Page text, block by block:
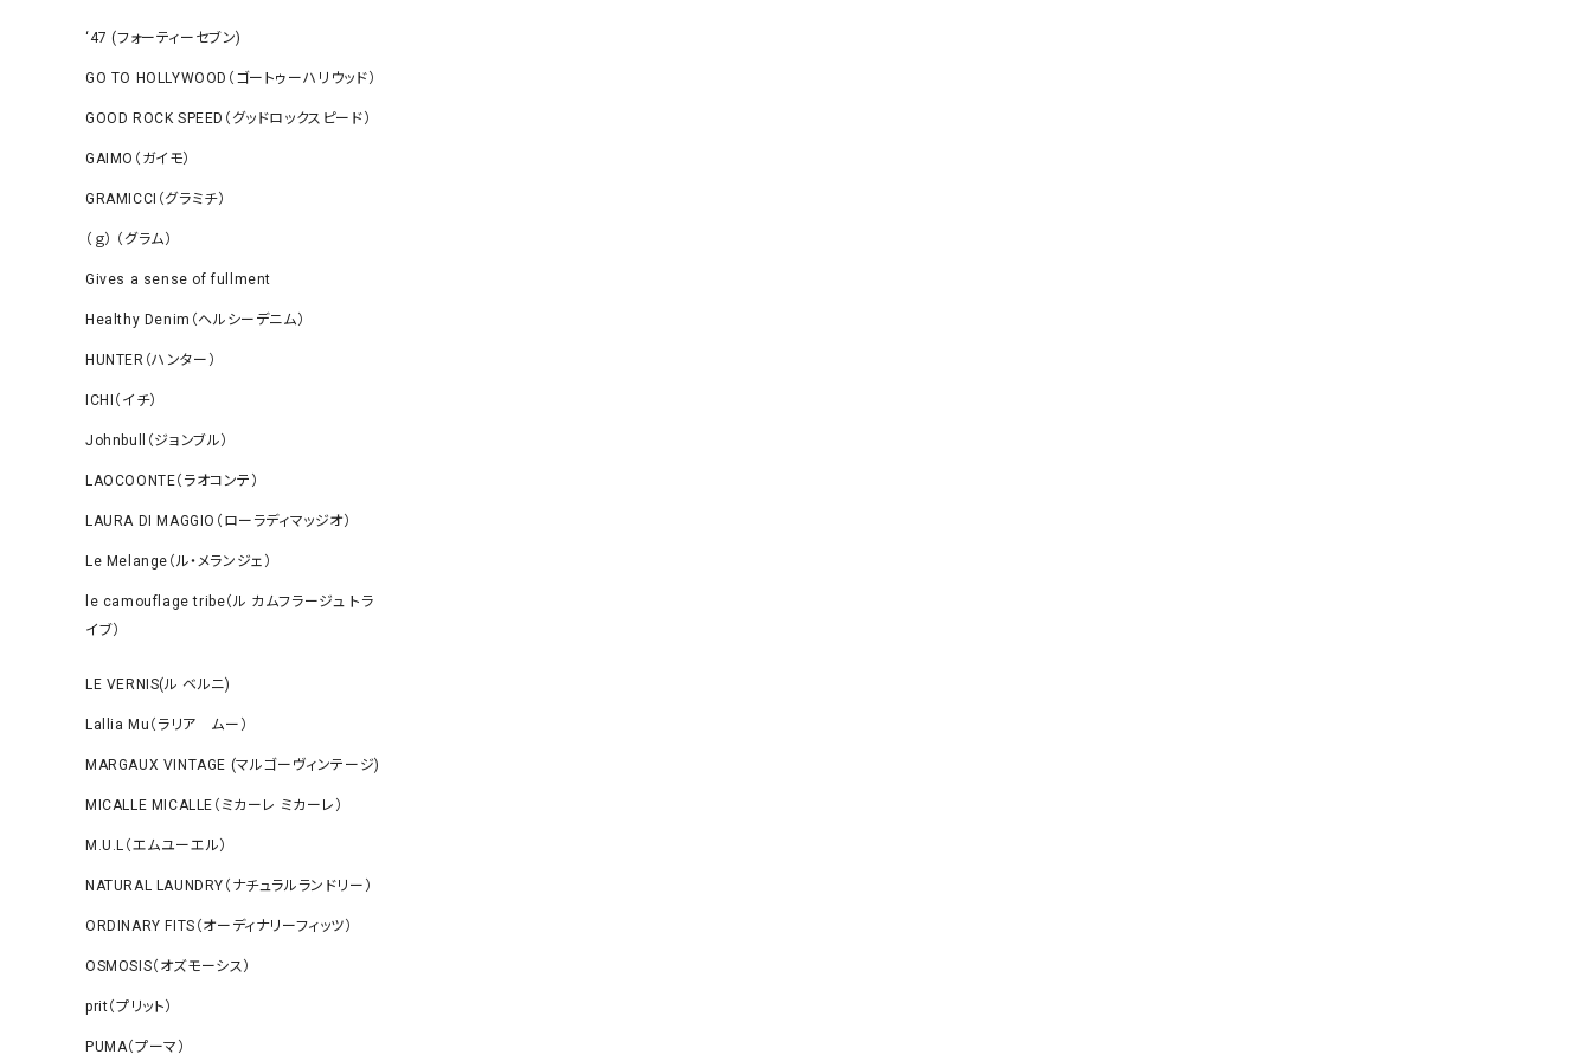
‘47 (フォーティーセブン)
GO TO HOLLYWOOD（ゴートゥーハリウッド）
GOOD ROCK SPEED（グッドロックスピード）
GAIMO（ガイモ）
GRAMICCI（グラミチ）
（ｇ） （グラム）
Gives a sense of fullment
Healthy Denim（ヘルシーデニム）
HUNTER（ハンター）
ICHI（イチ）
Johnbull（ジョンブル）
LAOCOONTE（ラオコンテ）
LAURA DI MAGGIO（ローラディマッジオ）
Le Melange（ル・メランジェ）
le camouflage tribe（ル カムフラージュ トラ
イブ）
LE VERNIS(ル ベルニ)
Lallia Mu（ラリア ムー）
MARGAUX VINTAGE (マルゴーヴィンテージ)
MICALLE MICALLE（ミカーレ ミカーレ）
M.U.L（エムユーエル）
NATURAL LAUNDRY（ナチュラルランドリー）
ORDINARY FITS（オーディナリーフィッツ）
OSMOSIS（オズモーシス）
prit（プリット）
PUMA（プーマ）